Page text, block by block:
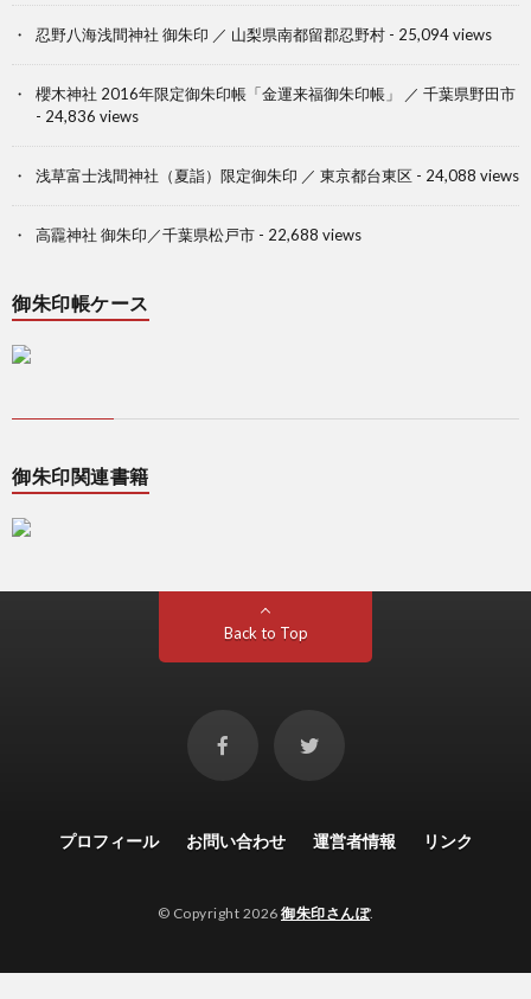
忍野八海浅間神社 御朱印 ／ 山梨県南都留郡忍野村 - 25,094 views
櫻木神社 2016年限定御朱印帳「金運来福御朱印帳」 ／ 千葉県野田市
- 24,836 views
浅草富士浅間神社（夏詣）限定御朱印 ／ 東京都台東区 - 24,088 views
高龗神社 御朱印／千葉県松戸市 - 22,688 views
御朱印帳ケース
御朱印関連書籍
Back to Top
プロフィール お問い合わせ 運営者情報 リンク
© Copyright 2026 御朱印さんぽ.